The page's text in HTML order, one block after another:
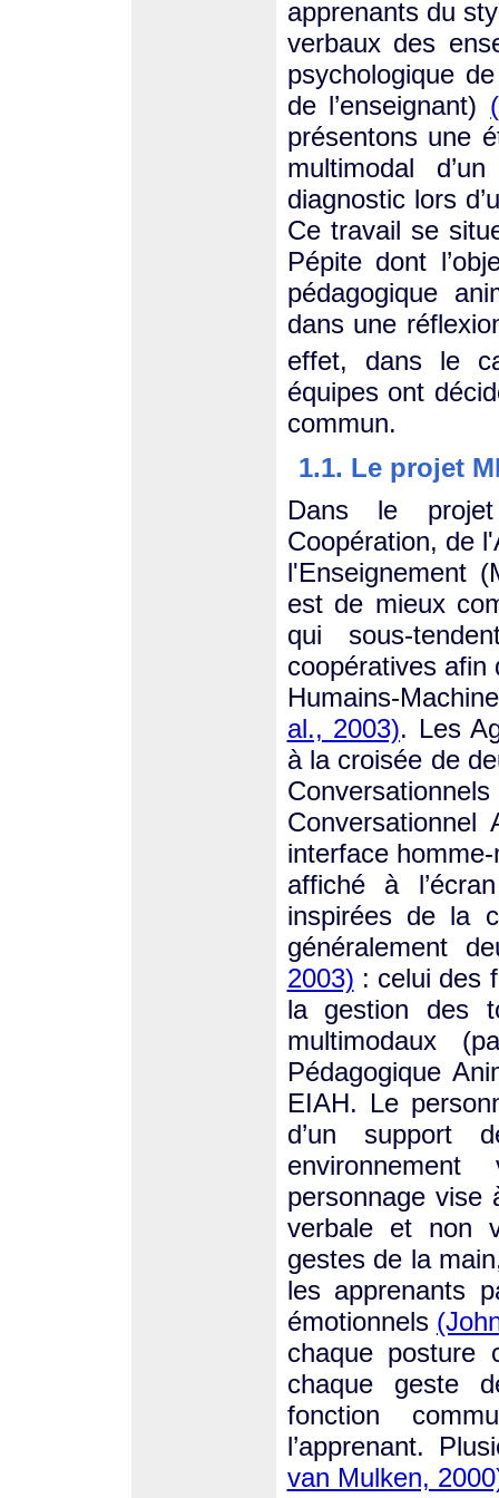
apprenants du
verbaux des
psychologique
de l’enseignant)
présentons une
multimodal
diagnostic lors
Ce travail se
Pépite dont
pédagogique
dans une
effet, dans le
équipes ont
commun.
1.1. Le projet
Dans le
Coopération, de
l'Enseignement
est de mieux
qui sous-
coopératives afin
Humains-
al., 2003). Les
à la croisée de
interface
affiché à
inspirées de la
généralement
2003) : celui des
la gestion des
multimodaux
Pédagogique
EIAH. Le
d’un support
personnage vise
verbale et non
gestes de la
les apprenants
émotionnels
chaque posture
chaque geste
fonction
l’apprenant.
van Mulken,